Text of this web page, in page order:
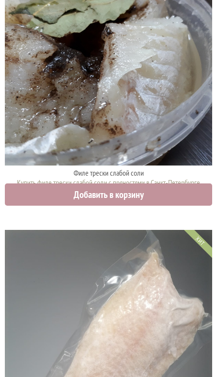
Филе трески слабой соли
Купить филе трески слабой соли с пряностями в Санкт-Петербурге
0 руб.
Добавить в корзину
ХИТ